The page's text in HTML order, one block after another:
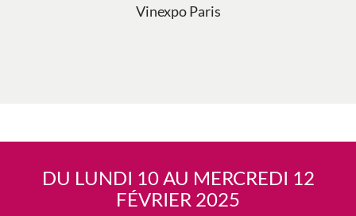
Vinexpo Paris
DU LUNDI 10 AU MERCREDI 12
FÉVRIER 2025